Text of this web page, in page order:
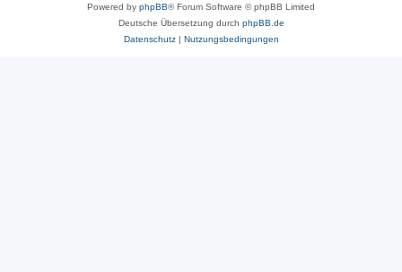
Powered by phpBB® Forum Software © phpBB Limited
Deutsche Übersetzung durch phpBB.de
Datenschutz| Nutzungsbedingungen